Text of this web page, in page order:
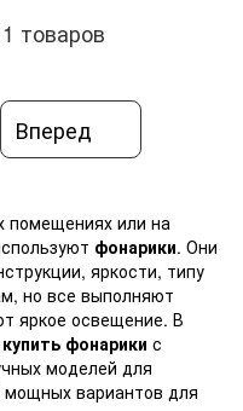
товаров
Вперед
помещениях или на
фонарики. Они
яркости, типу
но все выполняют
яркое освещение. В
купить фонарики с
моделей для
мощных вариантов для